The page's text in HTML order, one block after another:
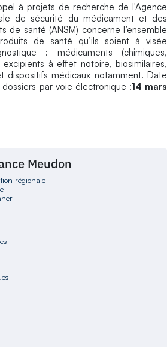
à projets de recherche de l'Agence
de sécurité du médicament et des
de santé (ANSM) concerne l’ensemble
de santé qu’ils soient à visée
: médicaments (chimiques,
à effet notoire, biosimilaires,
dispositifs médicaux notamment. Date
par voie électronique :14 mars
Meudon
régionale